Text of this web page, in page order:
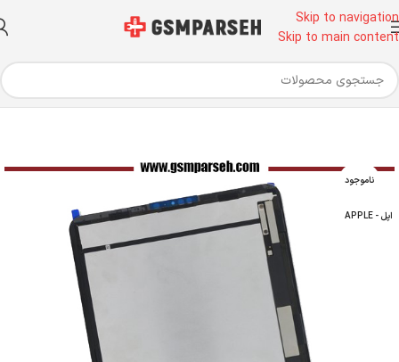
Skip to navigation
Skip to main content
خانه قطعات موبایل تاچ و ال سی دی تاچ و ال سی دی آیپد
ناموجود
اپل - APPLE